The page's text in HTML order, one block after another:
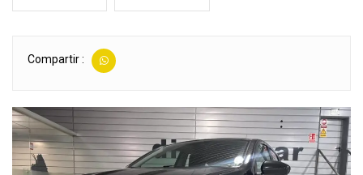
Compartir :